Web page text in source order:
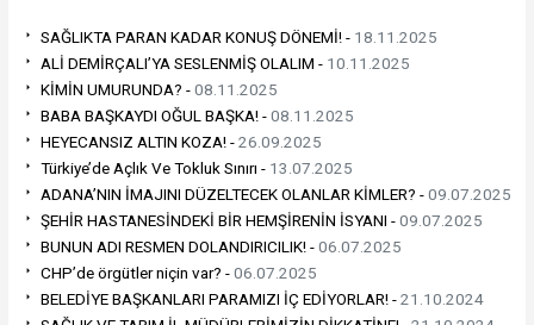
SAĞLIKTA PARAN KADAR KONUŞ DÖNEMİ! - 18.11.2025
ALİ DEMİRÇALI’YA SESLENMİŞ OLALIM - 10.11.2025
KİMİN UMURUNDA? -08.11.2025
BABA BAŞKAYDI OĞUL BAŞKA! -08.11.2025
HEYECANSIZ ALTIN KOZA! -26.09.2025
Türkiye’de Açlık Ve Tokluk Sınırı - 13.07.2025
ADANA’NIN İMAJINI DÜZELTECEK OLANLAR KİMLER? -09.07.2025
ŞEHİR HASTANESİNDEKİ BİR HEMŞİRENİN İSYANI -09.07.2025
BUNUN ADI RESMEN DOLANDIRICILIK! -06.07.2025
CHP’de örgütler niçin var? -06.07.2025
BELEDİYE BAŞKANLARI PARAMIZI İÇ EDİYORLAR! -21.10.2024